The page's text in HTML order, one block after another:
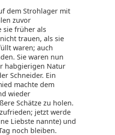
dem Strohlager mit
zuvor
sie früher als
trauen, als sie
waren; auch
Sie waren nun
habgierigen Natur
Schneider. Ein
machte dem
wieder
Schätze zu holen.
jetzt werde
Liebste nannte) und
noch bleiben.